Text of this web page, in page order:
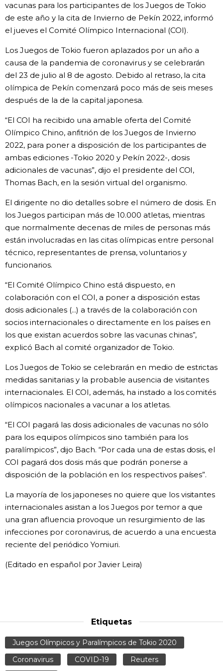
Gente
Blog
Tokio
Avisos
vacunas para los participantes de los Juegos de Tokio
de este año y la cita de Invierno de Pekín 2022, informó
el jueves el Comité Olímpico Internacional (COI).
Los Juegos de Tokio fueron aplazados por un año a
causa de la pandemia de coronavirus y se celebrarán
del 23 de julio al 8 de agosto. Debido al retraso, la cita
olímpica de Pekín comenzará poco más de seis meses
después de la de la capital japonesa.
“El COI ha recibido una amable oferta del Comité
Olímpico Chino, anfitrión de los Juegos de Invierno
2022, para poner a disposición de los participantes de
ambas ediciones -Tokio 2020 y Pekín 2022-, dosis
adicionales de vacunas”, dijo el presidente del COI,
Thomas Bach, en la sesión virtual del organismo.
El dirigente no dio detalles sobre el número de dosis. En
los Juegos participan más de 10.000 atletas, mientras
que normalmente decenas de miles de personas más
están involucradas en las citas olímpicas entre personal
técnico, representantes de prensa, voluntarios y
funcionarios.
“El Comité Olímpico Chino está dispuesto, en
colaboración con el COI, a poner a disposición estas
dosis adicionales (...) a través de la colaboración con
socios internacionales o directamente en los países en
los que existan acuerdos sobre las vacunas chinas”,
explicó Bach al comité organizador de Tokio.
Los Juegos de Tokio se celebrarán en medio de estrictas
medidas sanitarias y la probable ausencia de visitantes
internacionales. El COI, además, ha instado a los comités
olímpicos nacionales a vacunar a los atletas.
“El COI pagará las dosis adicionales de vacunas no sólo
para los equipos olímpicos sino también para los
paralímpicos”, dijo Bach. “Por cada una de estas dosis, el
COI pagará dos dosis más que podrán ponerse a
disposición de la población en los respectivos países”.
La mayoría de los japoneses no quiere que los visitantes
internacionales asistan a los Juegos por temor a que
una gran afluencia provoque un resurgimiento de las
infecciones por coronavirus, de acuerdo a una encuesta
reciente del periódico Yomiuri.
(Editado en español por Javier Leira)
Etiquetas
Juegos Olímpicos y Paralímpicos de Tokio 2020
Coronavirus
COVID-19 Reuters